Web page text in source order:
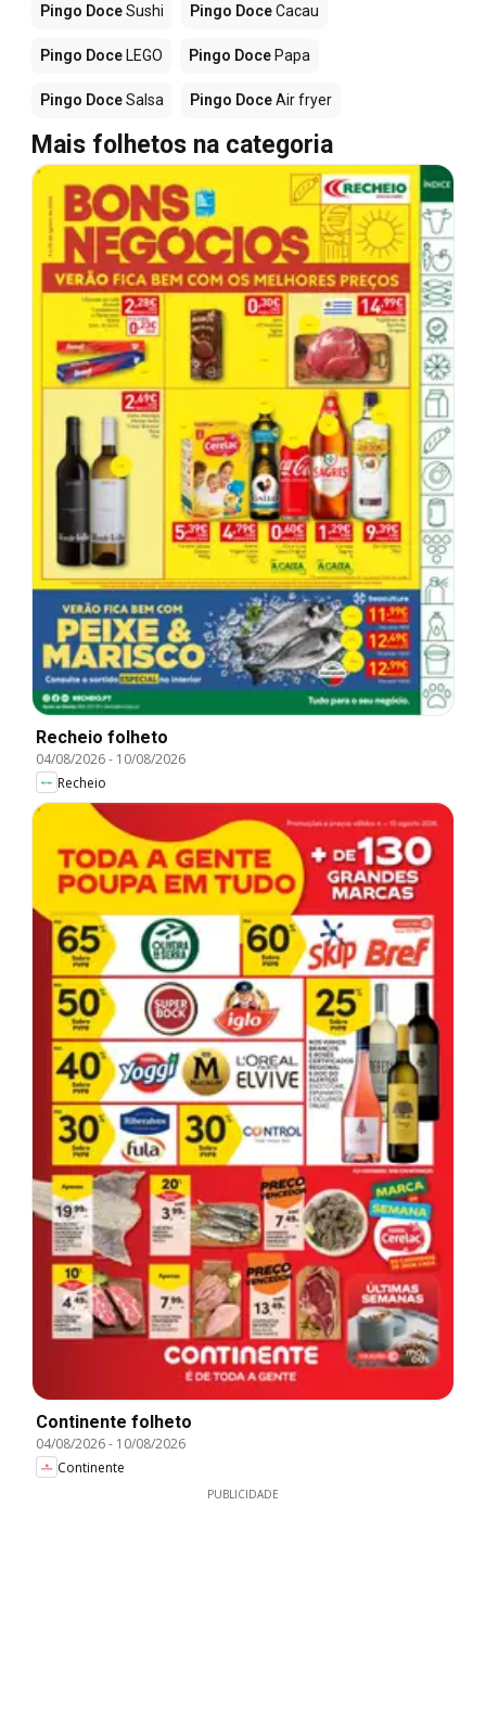
Pingo DoceSushi Pingo DoceCacau
Pingo Doce LEGO Pingo Doce Papa
Pingo DoceSalsa Pingo DoceAir fryer
Mais folhetos na categoria
Recheio folheto
04/08/2026- 10/08/2026
Recheio
Continente folheto
04/08/2026- 10/08/2026
Continente
PUBLICIDADE